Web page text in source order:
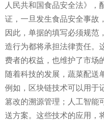
人民共和国食品安全法》，
证，一旦发生食品安全事故
因此，单据的填写必须规范
造行为都将承担法律责任。
费者的权益，也维护了市场
随着科技的发展，蔬菜配送
例如，区块链技术可以用于
篡改的溯源管理；人工智能
送方案。这些技术的应用，